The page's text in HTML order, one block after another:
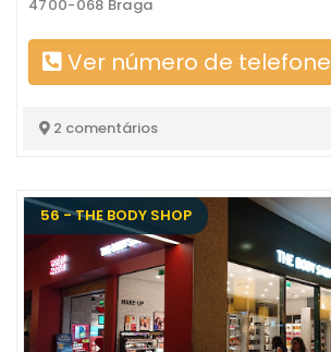
4700-068 Braga
Ver número de telefone
2 comentários
56 - THE BODY SHOP